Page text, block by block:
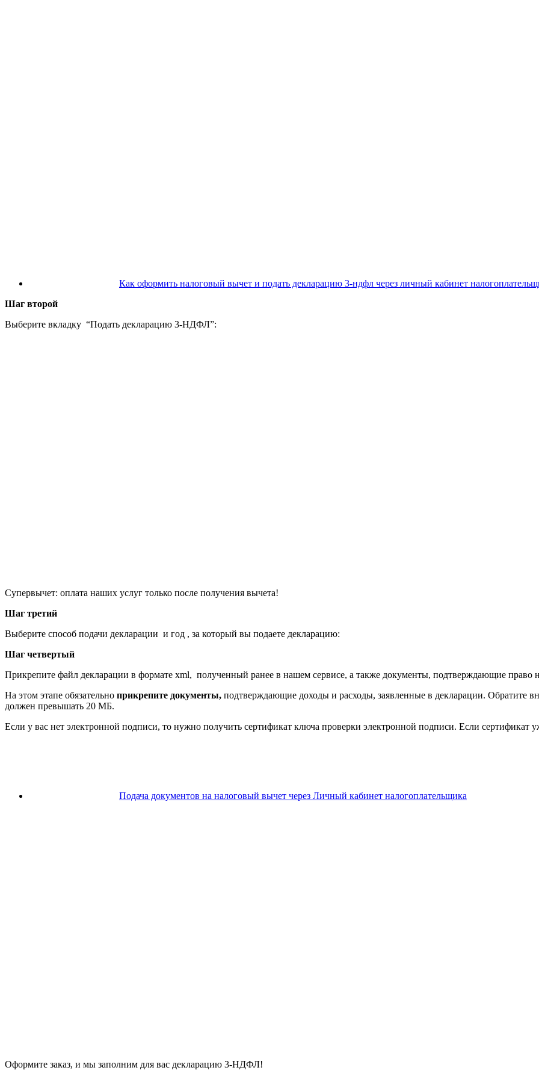
Как оформить налоговый вычет и подать декларацию 3-ндфл через личный кабинет
Шаг второй
Выберите вкладку “Подать декларацию 3-НДФЛ”:
Супервычет: оплата наших услуг только после получения вычета!
Шаг третий
Выберите способ подачи декларации и год , за который вы подаете декларацию:
Шаг четвертый
Прикрепите файл декларации в формате xml, полученный ранее в нашем сервисе, а также документы, подтверждающие право
На этом этапе обязательно прикрепите документы, подтверждающие доходы и расходы, заявленные в декларации. Обратите
должен превышать 20 МБ.
Если у вас нет электронной подписи, то нужно получить сертификат ключа проверки электронной подписи. Если сертификат
Подача документов на налоговый вычет через Личный кабинет налогоплательщика
Оформите заказ, и мы заполним для вас декларацию 3-НДФЛ!